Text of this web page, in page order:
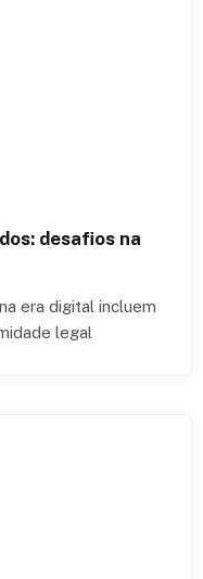
desafios na
era digital incluem
legal